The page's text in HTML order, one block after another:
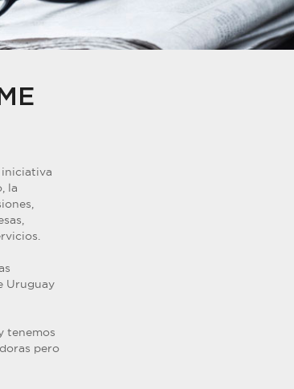
iniciativa
la
Uruguay
tenemos
pero